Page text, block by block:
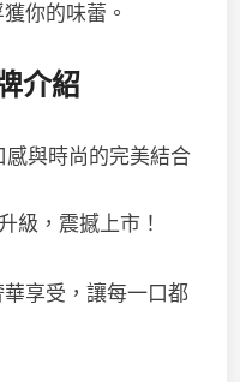
你的味蕾。
介紹
與時尚的完美結合
級，震撼上市！
享受，讓每一口都